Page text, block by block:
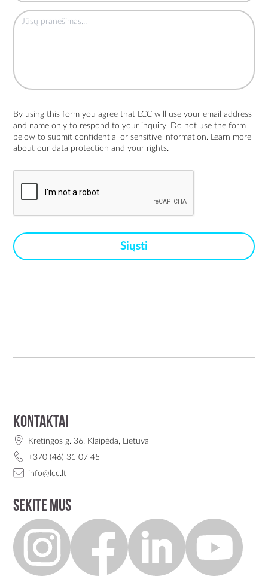
By using this form you agree that LCC will use your email address
and name only to respond to your inquiry. Do not use the form
below to submit confidential or sensitive information. Learn more
aboutour data protection and your rights.
Kontaktai
Kretingos g. 36, Klaipėda, Lietuva
+370 (46) 31 07 45
info@lcc.lt
Sekite mus